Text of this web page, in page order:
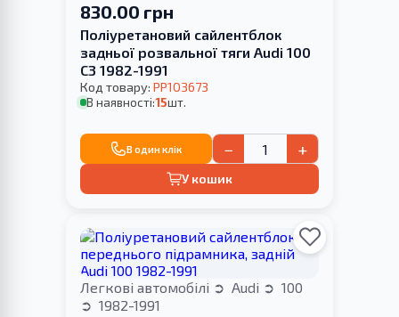
830.00 грн
Поліуретановий сайлентблок
задньої розвальної тяги Audi 100
С3 1982-1991
Код товару: PP103673
В наявності:15шт.
В один клік − +
У кошик
Легкові автомобілі Audi
100
1982-1991